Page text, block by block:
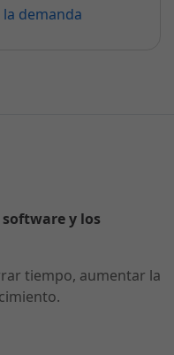
demanda
y los
tiempo, aumentar la